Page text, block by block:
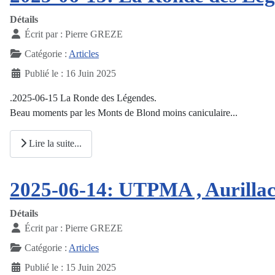
Détails
Écrit par : Pierre GREZE
Catégorie : Articles
Publié le : 16 Juin 2025
.2025-06-15 La Ronde des Légendes.
Beau moments par les Monts de Blond moins caniculaire...
Lire la suite...
2025-06-14: UTPMA ,
Détails
Écrit par : Pierre GREZE
Catégorie : Articles
Publié le : 15 Juin 2025